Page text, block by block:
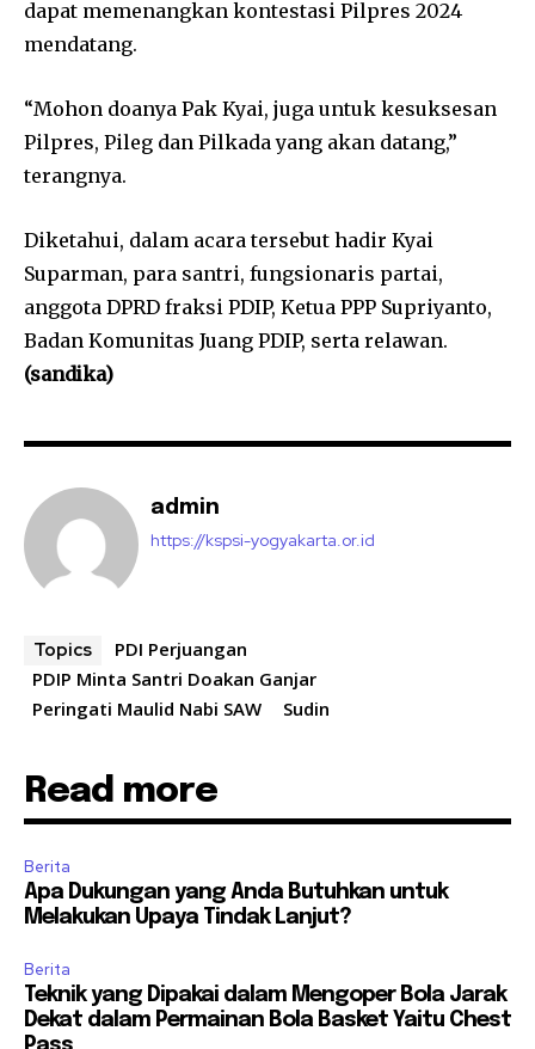
dapat memenangkan kontestasi Pilpres 2024
mendatang.
“Mohon doanya Pak Kyai, juga untuk kesuksesan
Pilpres, Pileg dan Pilkada yang akan datang,”
terangnya.
Diketahui, dalam acara tersebut hadir Kyai
Suparman, para santri, fungsionaris partai,
anggota DPRD fraksi PDIP, Ketua PPP Supriyanto,
Badan Komunitas Juang PDIP, serta relawan.
(sandika)
admin
https://kspsi-yogyakarta.or.id
Topics
PDI Perjuangan
PDIP Minta Santri Doakan Ganjar
Peringati Maulid Nabi SAW
Sudin
Read more
Berita
Apa Dukungan yang Anda Butuhkan untuk
Melakukan Upaya Tindak Lanjut?
Berita
Teknik yang Dipakai dalam Mengoper Bola Jarak
Dekat dalam Permainan Bola Basket Yaitu Chest